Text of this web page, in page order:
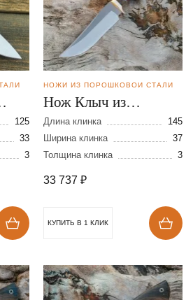
125
33
3
НОЖИ ИЗ ПОРОШКОВОЙ СТАЛИ
Нож Клыч из
порошковой стали
CPM REX 121
Длина клинка
145
Ширина клинка
37
Толщина клинка
3
33 737 ₽
КУПИТЬ В 1 КЛИК